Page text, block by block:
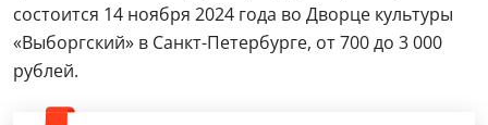
состоится 14 ноября 2024 года во Дворце культуры
«Выборгский» в Санкт-Петербурге, от 700 до 3 000
рублей.